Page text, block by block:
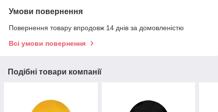
Умови повернення
Повернення товару впродовж 14 днів за домовленістю
Всі умови повернення
Подібні товари компанії